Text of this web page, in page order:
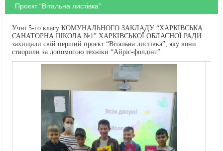
Проєкт “Вітальна листівка”
Учні 5-го класу КОМУНАЛЬНОГО ЗАКЛАДУ “ХАРКІВСЬКА
САНАТОРНА ШКОЛА №1” ХАРКІВСЬКОЇ ОБЛАСНОЇ РАДИ
захищали свій перший проєкт “Вітальна листівка”, яку вони
створили за допомогою техніки “Айріс-фолдінг”.